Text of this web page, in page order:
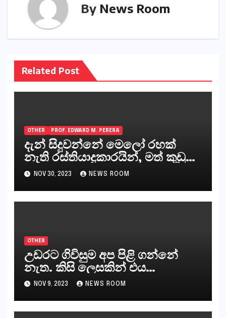
By News Room
Related Post
OTHER PROF. EDWARD M. PERERA
දැන් සිදුවන්නේ මෙලෝ රහක්
නැති රස්තියාදුකාරයින්, මත් කුඩු
ගෙන්වන්නන් සහ අලෙවි
කරන්නන්,කැලෑපාළුවන්, මහජන
නියෝජිතයින්
NOV 30, 2023 NEWS ROOM
OTHER
උඩරට ගිවිසුම අප පිළි ගන්නේ
නැත. කිසි ලෙසකින් එය
නීත්‍යානුකූල ලියවිල්ලක් නො වේ.
සිංහල ප්‍රතිපත්ති කේන්ද්‍රයෙන්
ජනාධිපති දැන් වූ ලිපියෙන්
NOV 9, 2023 NEWS ROOM